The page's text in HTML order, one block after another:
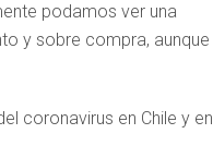
podamos ver una
y sobre compra, aunque
coronavirus en Chile y